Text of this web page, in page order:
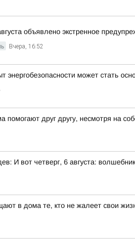
объявлено экстренное
Вчера, 16:52
энергобезопасности может стать
помогают друг другу, несмотря на
И вот четверг, 6 августа:
в дома те, кто не жалеет свои